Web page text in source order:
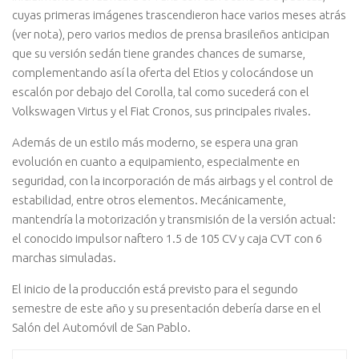
cuyas primeras imágenes trascendieron hace varios meses atrás
(ver nota), pero varios medios de prensa brasileños anticipan
que su versión sedán tiene grandes chances de sumarse,
complementando así la oferta del Etios y colocándose un
escalón por debajo del Corolla, tal como sucederá con el
Volkswagen Virtus y el Fiat Cronos, sus principales rivales.
Además de un estilo más moderno, se espera una gran
evolución en cuanto a equipamiento, especialmente en
seguridad, con la incorporación de más airbags y el control de
estabilidad, entre otros elementos. Mecánicamente,
mantendría la motorización y transmisión de la versión actual:
el conocido impulsor naftero 1.5 de 105 CV y caja CVT con 6
marchas simuladas.
El inicio de la producción está previsto para el segundo
semestre de este año y su presentación debería darse en el
Salón del Automóvil de San Pablo.